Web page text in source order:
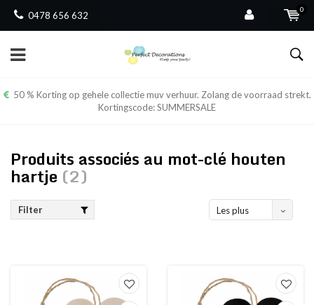
0478 656 632
0
50 % Korting op gehele collectie muv verhuur. Zolang de voorraad strekt.
Kortingscode: SUMMERSALE
Produits associés au mot-clé houten
hartje (2)
Filter
Les plus